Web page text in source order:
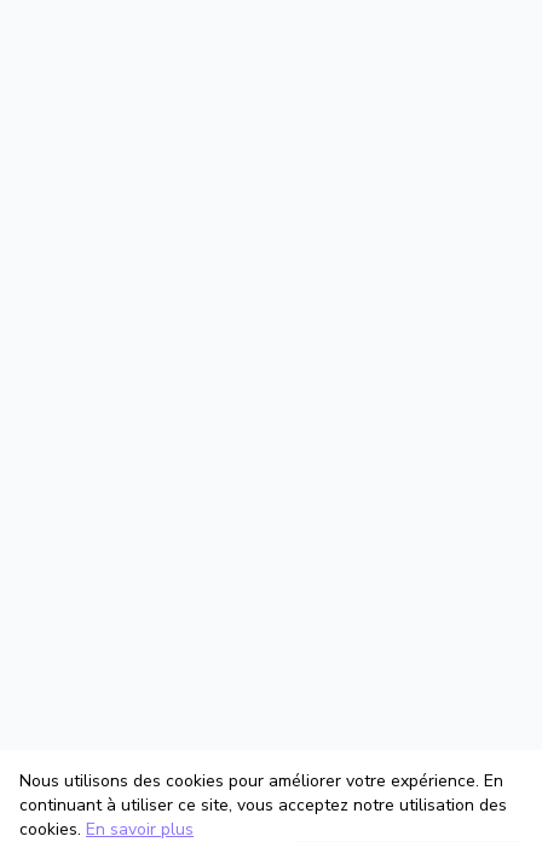
Nous utilisons des cookies pour améliorer votre expérience. En
continuant à utiliser ce site, vous acceptez notre utilisation des
cookies. En savoir plus